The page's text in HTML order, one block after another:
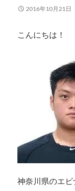
2016年10月21日
こんにちは！
神奈川県のエビ